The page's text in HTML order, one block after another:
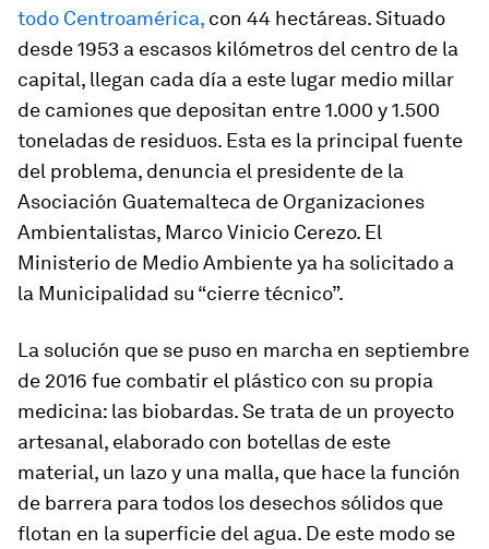
todo Centroamérica, con 44 hectáreas. Situado
desde 1953 a escasos kilómetros del centro de la
capital, llegan cada día a este lugar medio millar
de camiones que depositan entre 1.000 y 1.500
toneladas de residuos. Esta es la principal fuente
del problema, denuncia el presidente de la
Asociación Guatemalteca de Organizaciones
Ambientalistas, Marco Vinicio Cerezo. El
Ministerio de Medio Ambiente ya ha solicitado a
la Municipalidad su “cierre técnico”.
La solución que se puso en marcha en septiembre
de 2016 fue combatir el plástico con su propia
medicina: las biobardas. Se trata de un proyecto
artesanal, elaborado con botellas de este
material, un lazo y una malla, que hace la función
de barrera para todos los desechos sólidos que
flotan en la superficie del agua. De este modo se